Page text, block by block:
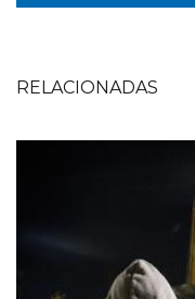
RELACIONADAS